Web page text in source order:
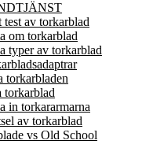
test av torkarblad
om torkarblad
typer av torkarblad
torkarbladen
torkarblad
in torkararmarna
av torkarblad
vs Old School